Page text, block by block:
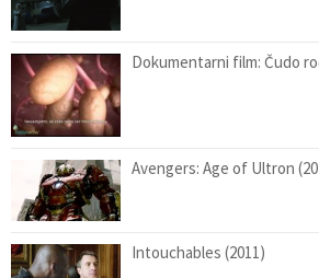
Dokumentarni film: Čudo
Avengers: Age of Ultron
Intouchables (2011)